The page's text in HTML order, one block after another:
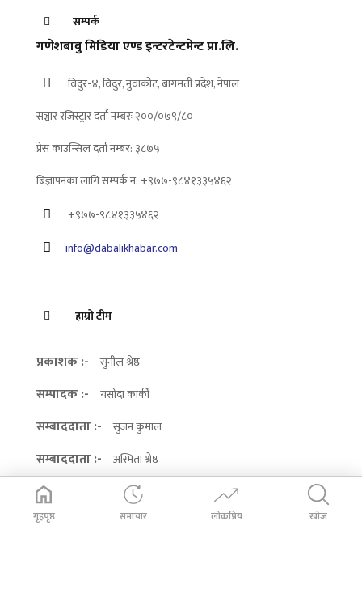
गृहपृष्ठ समाचार लोकप्रिय खोज
सम्पर्क
गणेशबाबु मिडिया एण्ड इन्टरटेन्टमेन्ट प्रा.लि.
विदुर-४, विदुर, नुवाकोट, बागमती प्रदेश, नेपाल
सञ्चार रजिस्ट्रार दर्ता नम्बरः २००/०७९/८०
प्रेस काउन्सिल दर्ता नम्बर: ३८७५
बिज्ञापनका लागि सम्पर्क न: +९७७-९८४१३३५४६२
+९७७-९८४१३३५४६२
info@dabalikhabar.com
हाम्रो टीम
प्रकाशक :- सुनील श्रेष्ठ
सम्पादक :- यसोदा कार्की
सम्बाददाता :- सुजन कुमाल
सम्बाददाता :- अस्मिता श्रेष्ठ